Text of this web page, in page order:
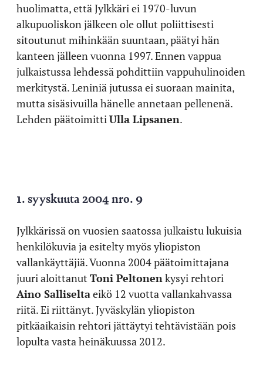
huolimatta, että Jylkkäri ei 1970-luvun
alkupuoliskon jälkeen ole ollut poliittisesti
sitoutunut mihinkään suuntaan, päätyi hän
kanteen jälleen vuonna 1997. Ennen vappua
julkaistussa lehdessä pohdittiin vappuhulinoiden
merkitystä. Leniniä jutussa ei suoraan mainita,
mutta sisäsivuilla hänelle annetaan pellenenä.
Lehden päätoimittiUlla Lipsanen.
1. syyskuuta 2004 nro. 9
Jylkkärissä on vuosien saatossa julkaistu lukuisia
henkilökuvia ja esitelty myös yliopiston
vallankäyttäjiä. Vuonna 2004 päätoimittajana
juuri aloittanut Toni Peltonenkysyi rehtori
Aino Salliseltaeikö 12 vuotta vallankahvassa
riitä. Ei riittänyt. Jyväskylän yliopiston
pitkäaikaisin rehtori jättäytyi tehtävistään pois
lopulta vasta heinäkuussa 2012.